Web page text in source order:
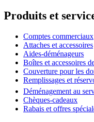
Produits et
Comptes commerciaux
Attaches et accessoires
Aides-déménageurs
Boîtes et accessoires
Couverture pour les
Remplissages et
Déménagement au
Chèques-cadeaux
Rabais et offres